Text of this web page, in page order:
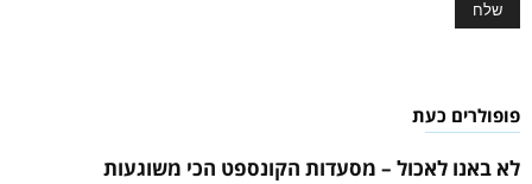
פופולרים כעת
לא באנו לאכול – מסעדות הקונספט הכי משוגעות